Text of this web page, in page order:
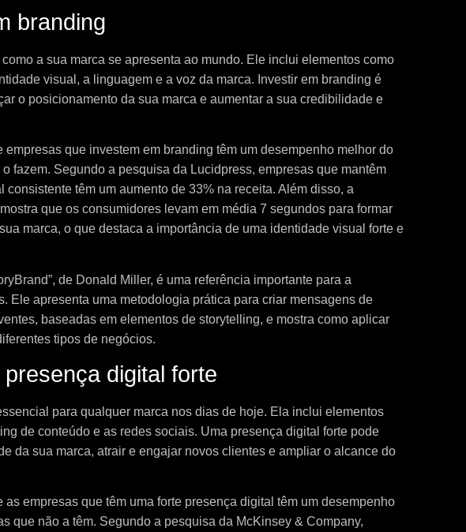
branding
a sua marca se apresenta ao mundo. Ele inclui elementos como
visual, a linguagem e a voz da marca. Investir em branding é
o posicionamento da sua marca e aumentar a sua credibilidade e
empresas que investem em branding têm um desempenho melhor do
fazem. Segundo a pesquisa da Lucidpress, empresas que mantêm
consistente têm um aumento de 33% na receita. Além disso, a
que os consumidores levam em média 7 segundos para formar
marca, o que destaca a importância de uma identidade visual forte e
de Donald Miller, é uma referência importante para a
Ele apresenta uma metodologia prática para criar mensagens de
baseadas em elementos de storytelling, e mostra como aplicar
tipos de negócios.
digital forte
para qualquer marca nos dias de hoje. Ela inclui elementos
de conteúdo e as redes sociais. Uma presença digital forte pode
da sua marca, atrair e engajar novos clientes e ampliar o alcance do
as empresas que têm uma forte presença digital têm um desempenho
que não a têm. Segundo a pesquisa da McKinsey & Company,